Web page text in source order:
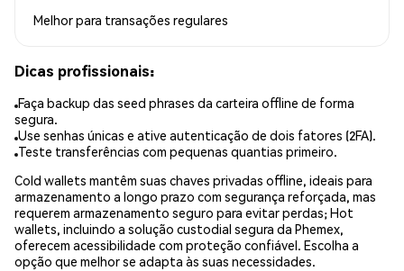
Melhor para transações regulares
Dicas profissionais:
Faça backup das seed phrases da carteira offline de forma
segura.
Use senhas únicas e ative autenticação de dois fatores (2FA).
Teste transferências com pequenas quantias primeiro.
Cold wallets mantêm suas chaves privadas offline, ideais para
armazenamento a longo prazo com segurança reforçada, mas
requerem armazenamento seguro para evitar perdas; Hot
wallets, incluindo a solução custodial segura da Phemex,
oferecem acessibilidade com proteção confiável. Escolha a
opção que melhor se adapta às suas necessidades.